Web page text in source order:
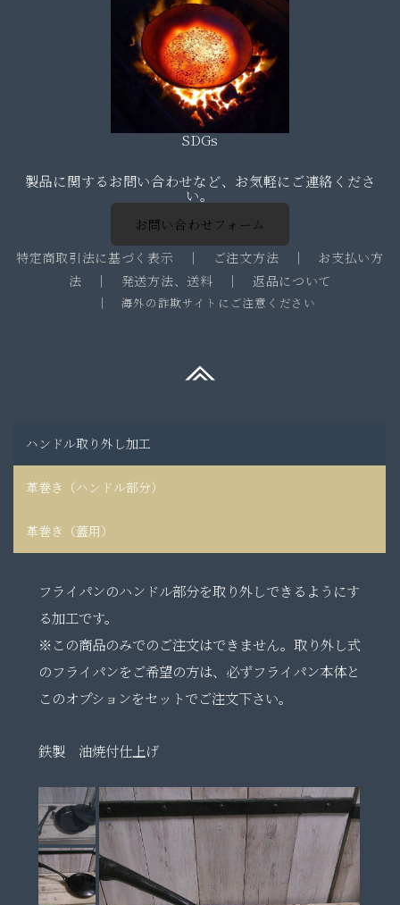
SDGs
製品に関するお問い合わせなど、お気軽にご連絡くださ
い。
お問い合わせフォーム
特定商取引法に基づく表示 ｜ ご注文方法 ｜ お支払い方
法 ｜ 発送方法、送料 ｜ 返品について
｜ 海外の詐欺サイトにご注意ください
ハンドル取り外し加工
革巻き（ハンドル部分）
革巻き（蓋用）
フライパンのハンドル部分を取り外しできるようにす
る加工です。
※この商品のみでのご注文はできません。取り外し式
のフライパンをご希望の方は、必ずフライパン本体と
このオプションをセットでご注文下さい。
鉄製 油焼付仕上げ